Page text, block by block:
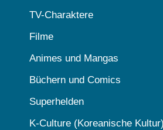
TV-Charaktere
Filme
Animes und Mangas
Büchern und Comics
Superhelden
K-Culture (Koreanische Kultur)